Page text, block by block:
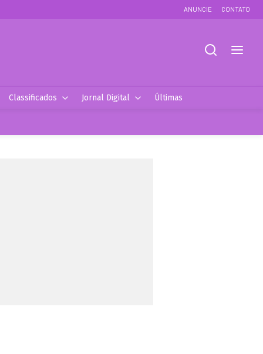
ANUNCIE CONTATO
Classificados Jornal Digital Últimas